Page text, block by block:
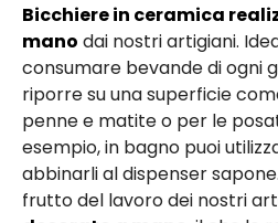
Bicchiere in ceramica
mano dai nostri artigiani.
consumare bevande di ogni
riporre su una superficie
penne e matite o per le
esempio, in bagno puoi
abbinarli al dispenser
frutto del lavoro dei nostri